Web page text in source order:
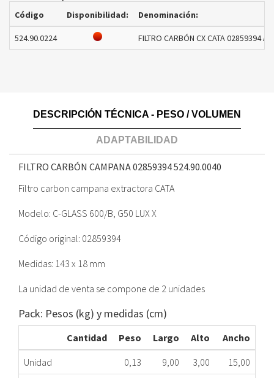
Código Disponibilidad: Denominación:
524.90.0224 FILTRO CARBÓN CX CATA 02859394
DESCRIPCIÓN TÉCNICA - PESO / VOLUMEN
ADAPTABILIDAD
FILTRO CARBÓN CAMPANA 02859394524.90.0040
Filtro carbon campana extractora CATA
Modelo: C-GLASS 600/B, G50 LUX X
Código original: 02859394
Medidas: 143 x 18 mm
La unidad de venta se compone de 2 unidades
Pack: Pesos (kg) y medidas (cm)
Cantidad Peso Largo Alto
Ancho
Unidad
0,13 9,00 3,00
15,00